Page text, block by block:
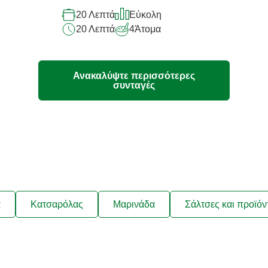
recipe
20 Λεπτά
Εύκολη
20 Λεπτά
4Άτομα
Ανακαλύψτε περισσότερες
συνταγές
Κατσαρόλας Μαρινάδα Σάλτσες και